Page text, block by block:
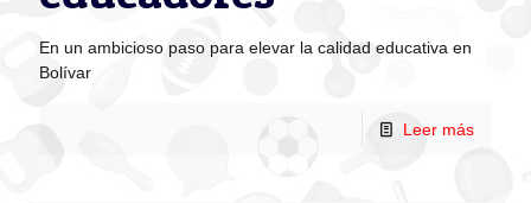
En un ambicioso paso para elevar la calidad educativa en
Bolívar
Leer más